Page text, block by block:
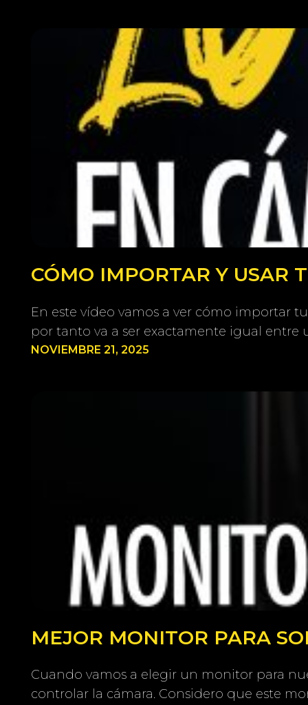
CÓMO IMPORTAR Y USAR
En este vídeo vamos a ver cómo importar
por tanto va a ser exactamente igual entre
NOVIEMBRE 21, 2025
MEJOR MONITOR PARA
Cuando vamos a elegir un monitor para
controlar la cámara. Considero que este